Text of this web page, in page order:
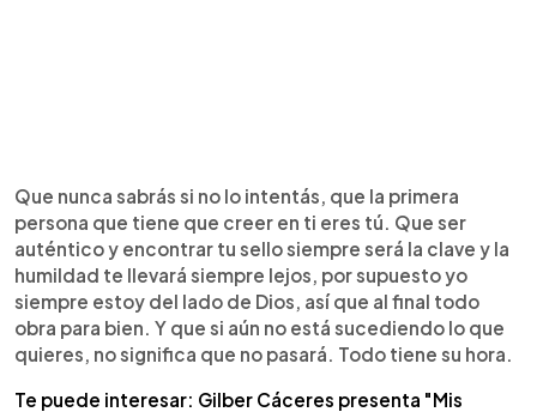
Que nunca sabrás si no lo intentás, que la primera
persona que tiene que creer en ti eres tú. Que ser
auténtico y encontrar tu sello siempre será la clave y la
humildad te llevará siempre lejos, por supuesto yo
siempre estoy del lado de Dios, así que al final todo
obra para bien. Y que si aún no está sucediendo lo que
quieres, no significa que no pasará. Todo tiene su hora.
Te puede interesar: Gilber Cáceres presenta "Mis